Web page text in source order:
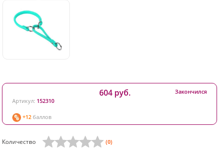
Артикул: 152310
+12 баллов
604 руб. Закончился
Количество (0)